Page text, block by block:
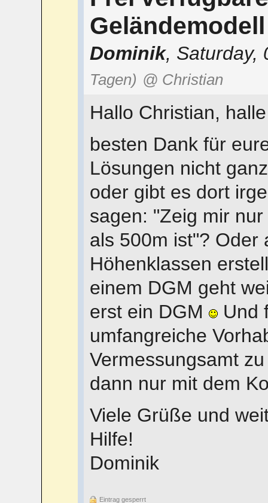
Dominik, Saturday,
Tagen) @ Christian
Hallo Christian,
besten Dank für
Lösungen nicht
oder gibt es dort
sagen: "Zeig mir
als 500m ist"? Oder
Höhenklassen
einem DGM geht
erst ein DGM
Und
umfangreiche
Vermessungsamt
dann nur mit dem
Viele Grüße und
Hilfe!
Dominik
Eintrag gesperrt